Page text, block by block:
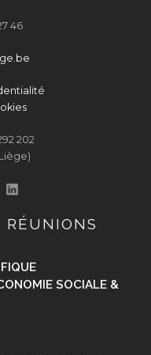
46
202
RÉUNIONS
SOCIALE &